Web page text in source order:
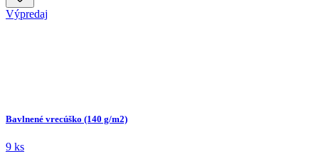
Výpredaj
Bavlnené vrecúško (140 g/m2)
9 ks